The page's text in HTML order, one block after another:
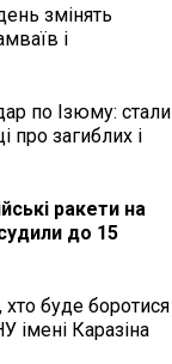
змінять
і
по Ізюму: стали
про загиблих і
ракети на
до 15
буде боротися
імені Каразіна